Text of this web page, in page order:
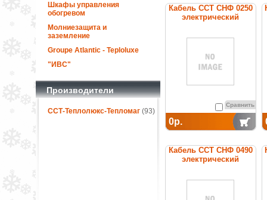
Шкафы управления
обогревом
Молниезащита и
заземление
Groupe Atlantic - Teploluxe
"ИВС"
Производители
ССТ-Теплолюкс-Тепломаг(93)
Кабель ССТ СНФ 0250
электрический
Сравнить
0р.
Кабель ССТ СНФ 0490
электрический